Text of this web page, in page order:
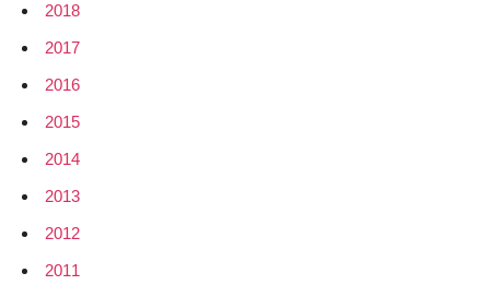
2018
2017
2016
2015
2014
2013
2012
2011